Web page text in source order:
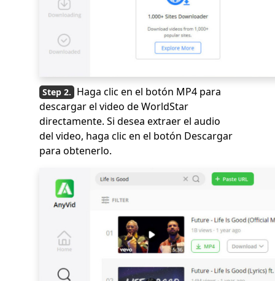
Haga clic en el botón MP4 para
descargar el video de WorldStar
directamente. Si desea extraer el audio
del video, haga clic en el botón Descargar
para obtenerlo.